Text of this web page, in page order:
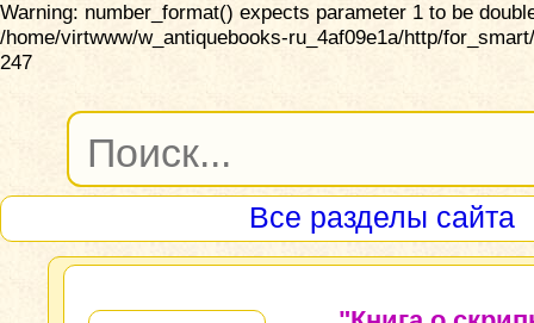
Warning: number_format() expects parameter 1 to be
/home/virtwww/w_antiquebooks-ru_4af09e1a/http/
247
Все разделы сайта